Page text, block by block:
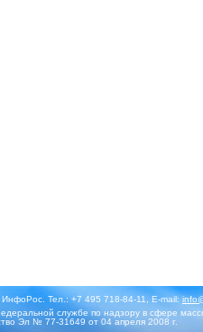
Тел.: +7 495 718-84-11, E-mail:
службе по надзору в сфере
Эл № 77-31649 от 04 апреля 2008 г.